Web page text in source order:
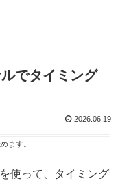
でタイミング
2026.06.19
ます。
使って、タイミング